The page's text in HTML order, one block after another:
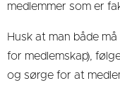
medlemmer som er
Husk at man både
for medlemskap),
og sørge for at